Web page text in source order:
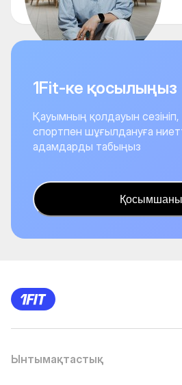
1Fit-ке қосылыңыз
Қауымның қолдауын сезініп,
спортпен шұғылдануға
адамдарды табыңыз
Қосымшаны
Ынтымақтастық